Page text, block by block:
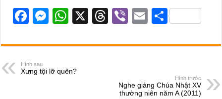
F
c
e
b
M
ss
e
n
W
at
s
A
X
T
e
Vi
er
E
ail
S
ar
Hình sau
Xưng tội lỡ quên?
Hình trước
Nghe giảng Chúa Nhật XV
thường niên năm A (2011)